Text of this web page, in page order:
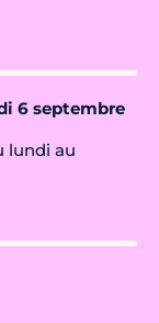
6 septembre
lundi au